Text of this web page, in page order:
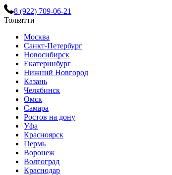
8 (922) 709-06-21
Тольятти
Москва
Санкт-Петербург
Новосибирск
Екатеринбург
Нижний Новгород
Казань
Челябинск
Омск
Самара
Ростов на дону
Уфа
Красноярск
Пермь
Воронеж
Волгоград
Краснодар